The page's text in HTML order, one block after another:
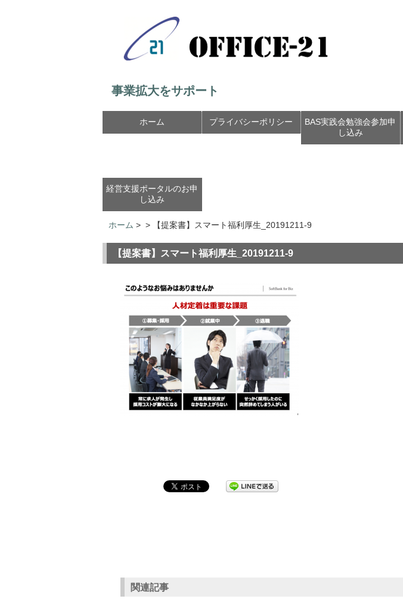
事業拡大をサポート
ホーム プライバシーポリシー
BAS実践会勉強会参加申
し込み
経営支援ポータルのお申
し込み
ホーム > > 【提案書】スマート福利厚生_20191211-9
【提案書】スマート福利厚生_20191211-9
関連記事